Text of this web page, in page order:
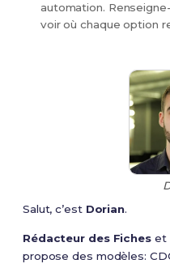
automation.
voir où chaque option
Salut, c’est Dorian.
Rédacteur des Ficheset
propose des modèles: